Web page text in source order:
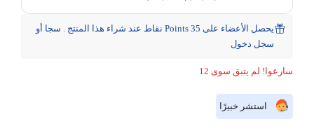
يحصل الأعضاء على 35 Points نقاط عند شراء هذا المنتج . سجا أو
سجل دخول
سارعوا! لم يتبق سوى 12
استشر خبيرًا